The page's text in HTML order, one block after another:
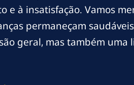
e à insatisfação. Vamos
permaneçam
geral, mas também